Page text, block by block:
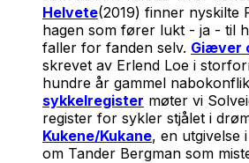
Helvete(2019) finner nyskilte
hagen som fører lukt - ja - til
faller for fanden selv. Giæver
skrevet av Erlend Loe i
hundre år gammel
sykkelregister møter vi
register for sykler stjålet i
Kukene/Kukane, en utgivelse
om Tander Bergman som